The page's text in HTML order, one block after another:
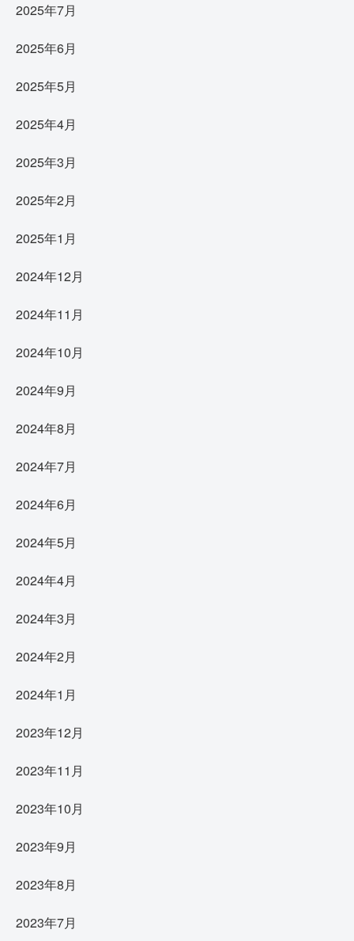
2025年7月
2025年6月
2025年5月
2025年4月
2025年3月
2025年2月
2025年1月
2024年12月
2024年11月
2024年10月
2024年9月
2024年8月
2024年7月
2024年6月
2024年5月
2024年4月
2024年3月
2024年2月
2024年1月
2023年12月
2023年11月
2023年10月
2023年9月
2023年8月
2023年7月